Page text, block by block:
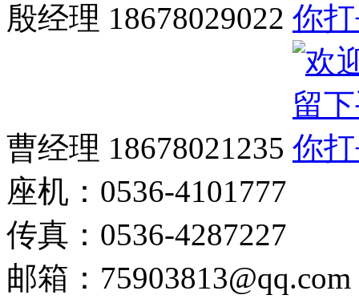
殷经理 18678029022
曹经理 18678021235
座机：0536-4101777
传真：0536-4287227
邮箱：75903813@qq.com